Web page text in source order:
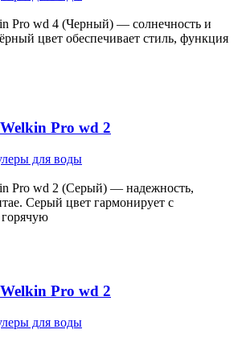
Pro wd 4 (Черный) — солнечность и
цвет обеспечивает стиль, функция
Pro wd 2
для воды
Pro wd 2 (Серый) — надежность,
Серый цвет гармонирует с
горячую
Pro wd 2
для воды